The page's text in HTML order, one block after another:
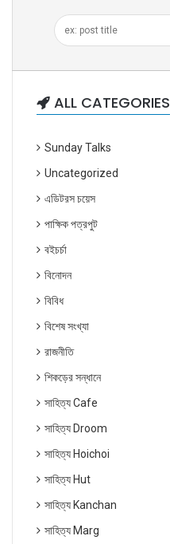
ALL CATEGORIES
Sunday Talks
Uncategorized
এডিটরস চয়েস
পাক্ষিক পত্রপুট
বইচর্চা
বিনোদন
বিবিধ
বিশেষ সংখ্যা
রাজনীতি
শিকড়ের সন্ধানে
সাহিত্য Cafe
সাহিত্য Droom
সাহিত্য Hoichoi
সাহিত্য Hut
সাহিত্য Kanchan
সাহিত্য Marg